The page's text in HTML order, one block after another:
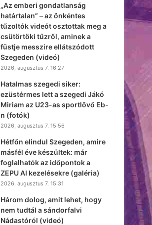
„Az emberi gondatlanság
határtalan” – az önkéntes
tűzoltók videót osztottak meg a
csütörtöki tűzről, aminek a
füstje messzire ellátszódott
Szegeden (videó)
2026, augusztus 7. 16:27
Hatalmas szegedi siker:
ezüstérmes lett a szegedi Jákó
Miriam az U23-as sportlövő Eb-
n (fotók)
2026, augusztus 7. 15:56
Hétfőn elindul Szegeden, amire
másfél éve készültek: már
foglalhatók az időpontok a
ZEPU AI kezelésekre (galéria)
2026, augusztus 7. 15:31
Három dolog, amit lehet, hogy
nem tudtál a sándorfalvi
Nádastóról (videó)